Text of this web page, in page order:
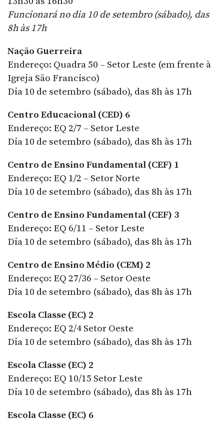
Funcionará no dia 10 de setembro (sábado), das
8h às 17h
Nação Guerreira
Endereço: Quadra 50 – Setor Leste (em frente à
Igreja São Francisco)
Dia 10 de setembro (sábado), das 8h às 17h
Centro Educacional (CED) 6
Endereço: EQ 2/7 – Setor Leste
Dia 10 de setembro (sábado), das 8h às 17h
Centro de Ensino Fundamental (CEF) 1
Endereço: EQ 1/2 – Setor Norte
Dia 10 de setembro (sábado), das 8h às 17h
Centro de Ensino Fundamental (CEF) 3
Endereço: EQ 6/11 – Setor Leste
Dia 10 de setembro (sábado), das 8h às 17h
Centro de Ensino Médio (CEM) 2
Endereço: EQ 27/36 – Setor Oeste
Dia 10 de setembro (sábado), das 8h às 17h
Escola Classe (EC) 2
Endereço: EQ 2/4 Setor Oeste
Dia 10 de setembro (sábado), das 8h às 17h
Escola Classe (EC) 2
Endereço: EQ 10/15 Setor Leste
Dia 10 de setembro (sábado), das 8h às 17h
Escola Classe (EC) 6